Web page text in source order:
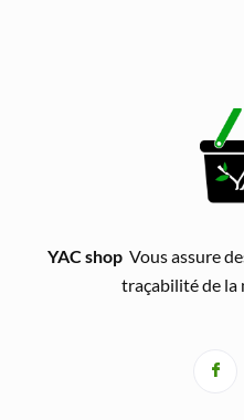
YAC shopVous assure
traçabilité de la